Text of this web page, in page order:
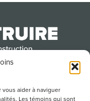
aider à naviguer
Les témoins qui sont